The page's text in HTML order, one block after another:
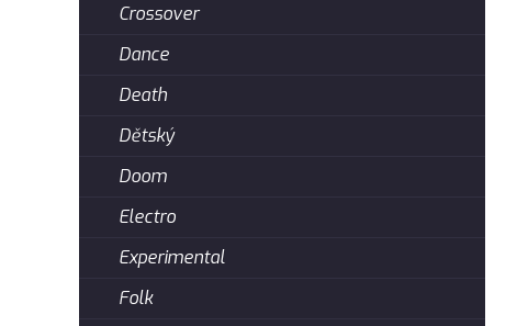
Crossover
Dance
Death
Dětský
Doom
Electro
Experimental
Folk